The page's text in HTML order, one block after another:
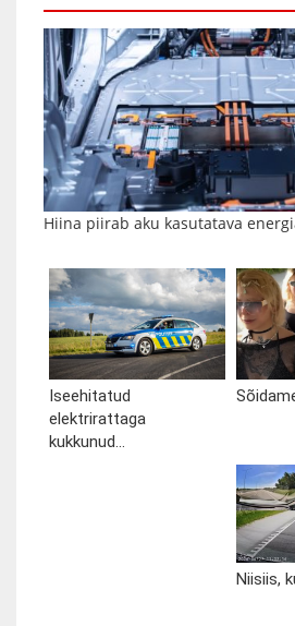
Hiina piirab aku kasutatava
Iseehitatud
elektrirattaga
kukkunud...
Niisiis,